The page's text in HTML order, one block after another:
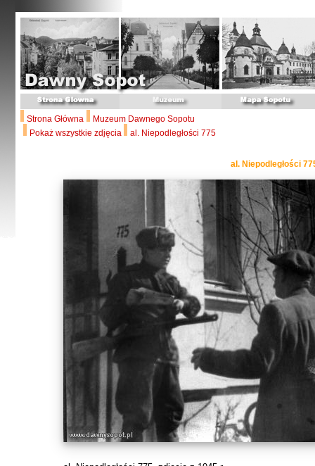
Strona Główna
Muzeum Dawnego Sopotu
Pokaż wszystkie zdjęcia
al. Niepodległości 775
al. Niepodległości